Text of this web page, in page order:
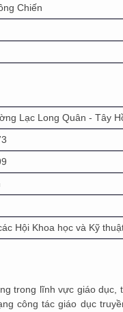
Chiến
Lạc Long Quân - Tây
Hội Khoa học và Kỹ
trong lĩnh vực giáo dục,
công tác giáo dục